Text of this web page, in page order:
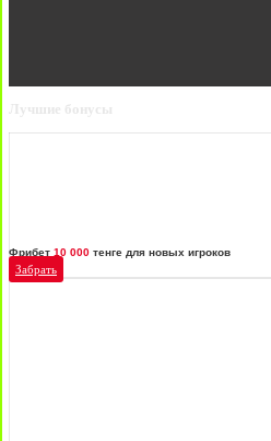
Лучшие бонусы
Фрибет 10 000 тенге для новых игроков
Забрать